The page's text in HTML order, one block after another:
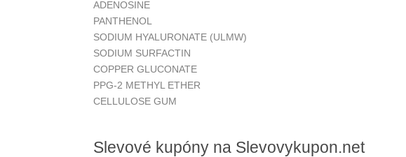
ADENOSINE
PANTHENOL
SODIUM HYALURONATE (ULMW)
SODIUM SURFACTIN
COPPER GLUCONATE
PPG-2 METHYL ETHER
CELLULOSE GUM
Slevové kupóny na Slevovykupon.net